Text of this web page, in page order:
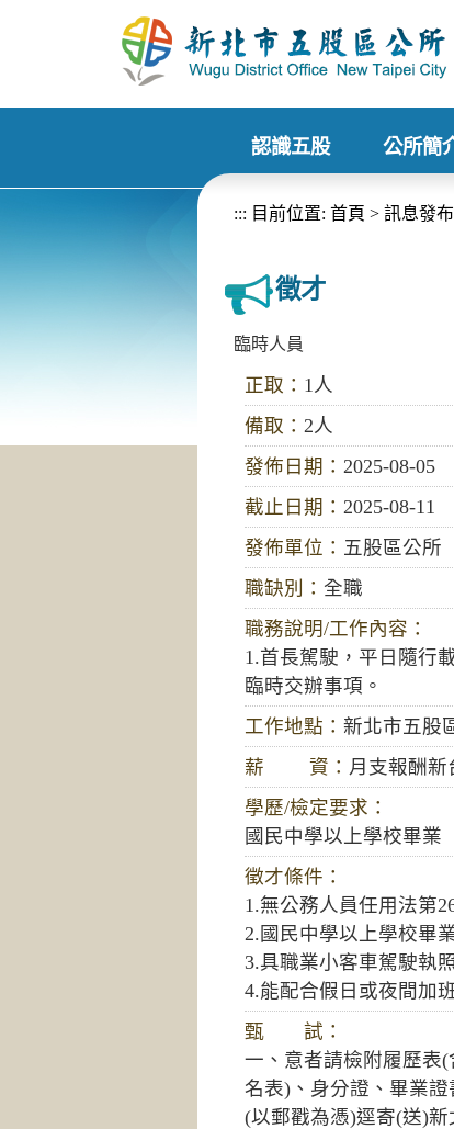
認識五股 公所簡
::: 目前位置: 首頁 > 訊息發布
徵才
臨時人員
正取： 1人
備取： 2人
發佈日期： 2025-08-05
截止日期： 2025-08-11
發佈單位： 五股區公所
職缺別： 全職
職務說明/工作內容：
1.首長駕駛，平日隨行
臨時交辦事項。
工作地點： 新北市五股
薪 資： 月支報酬新
學歷/檢定要求：
國民中學以上學校畢業
徵才條件：
1.無公務人員任用法第
2.國民中學以上學校畢
3.具職業小客車駕駛執
4.能配合假日或夜間加
甄 試：
一、意者請檢附履歷表
名表)、身分證、畢業
(以郵戳為憑)逕寄(送)